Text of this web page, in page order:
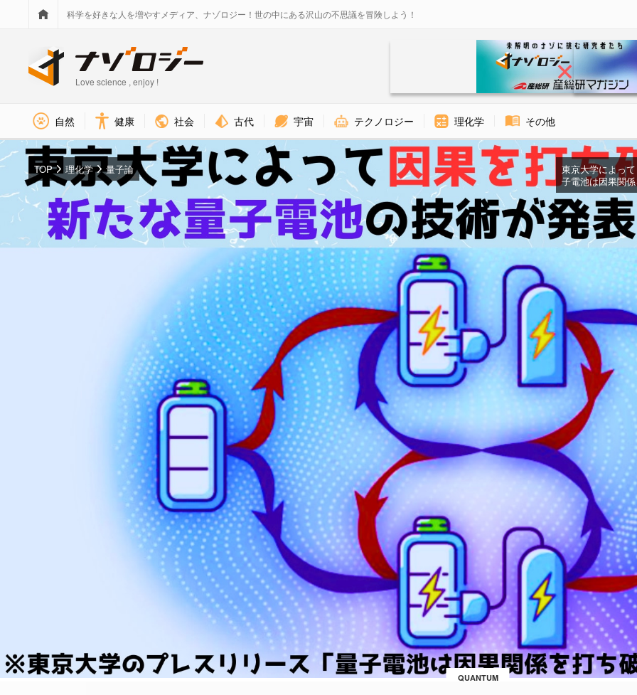
科学を好きな人を増やすメディア、ナゾロジー！世の中にある沢山の不思議を冒険しよう！
Love science , enjoy !
自然 健康 社会 古代 宇宙 テクノロジー 理化学 その他
東京大学によっ
子電池は因果関
QUANTUM
TOP 理化学 量子論